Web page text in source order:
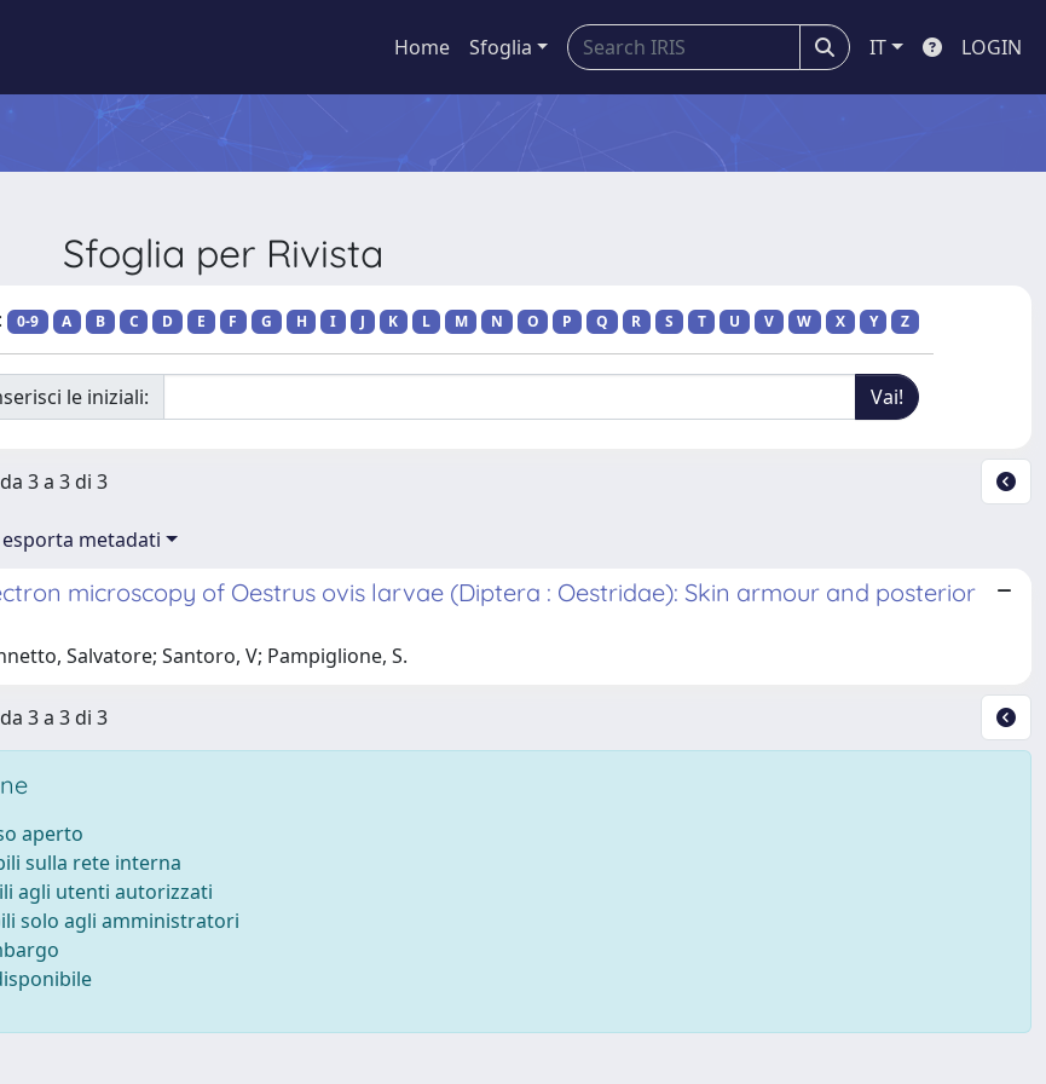
Home Sfoglia IT LOGIN
Sfoglia per Rivista
0-9 A B C D E F G H I J K L M N O P Q R S T U V W X Y Z
le iniziali:
3 a 3 di 3
esporta metadati
microscopy of Oestrus ovis larvae (Diptera : Oestridae): Skin armour and posterior
Salvatore; Santoro, V; Pampiglione, S.
3 a 3 di 3
aperto
sulla rete interna
agli utenti autorizzati
solo agli amministratori